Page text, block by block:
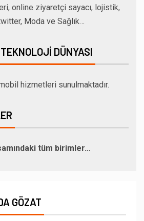
online ziyaretçi sayacı, lojistik,
Moda ve Sağlık…
DÜNYASI
hizmetleri sunulmaktadır.
tüm birimler…
GÖZAT